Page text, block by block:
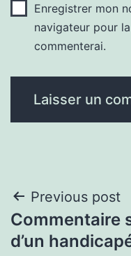
Enregistrer mon
navigateur pour
commenterai.
Navigation
de
Previous post
Commentaire
d’un